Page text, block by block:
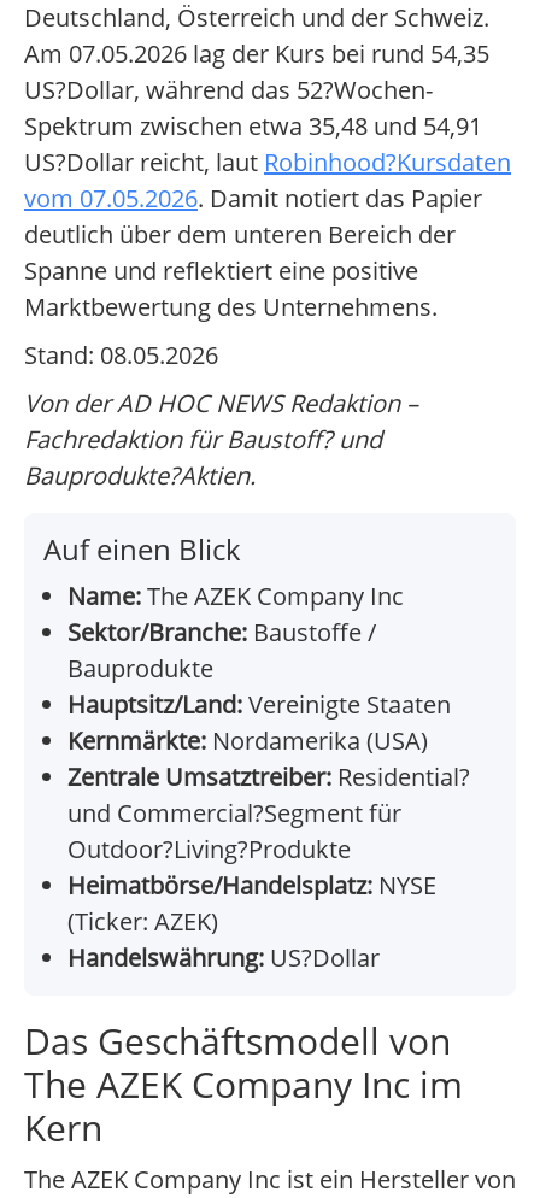
Deutschland, Österreich und der Schweiz.
Am 07.05.2026 lag der Kurs bei rund 54,35
US?Dollar, während das 52?Wochen-
Spektrum zwischen etwa 35,48 und 54,91
US?Dollar reicht, laut Robinhood?Kursdaten
vom 07.05.2026. Damit notiert das Papier
deutlich über dem unteren Bereich der
Spanne und reflektiert eine positive
Marktbewertung des Unternehmens.
Stand: 08.05.2026
Von der AD HOC NEWS Redaktion –
Fachredaktion für Baustoff? und
Bauprodukte?Aktien.
Auf einen Blick
Name:The AZEK Company Inc
Sektor/Branche: Baustoffe /
Bauprodukte
Hauptsitz/Land:Vereinigte Staaten
Kernmärkte: Nordamerika (USA)
Zentrale Umsatztreiber: Residential?
und Commercial?Segment für
Outdoor?Living?Produkte
Heimatbörse/Handelsplatz: NYSE
(Ticker: AZEK)
Handelswährung: US?Dollar
Das Geschäftsmodell von
The AZEK Company Inc im
Kern
The AZEK Company Inc ist ein Hersteller von